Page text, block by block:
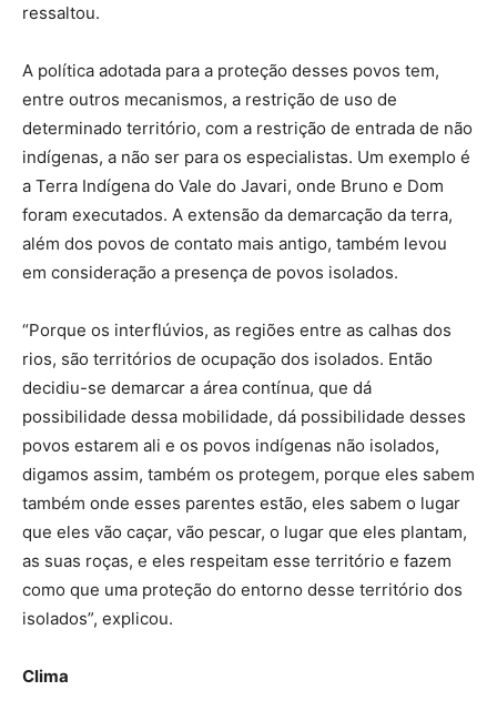
ressaltou.
A política adotada para a proteção desses povos tem,
entre outros mecanismos, a restrição de uso de
determinado território, com a restrição de entrada de não
indígenas, a não ser para os especialistas. Um exemplo é
a Terra Indígena do Vale do Javari, onde Bruno e Dom
foram executados. A extensão da demarcação da terra,
além dos povos de contato mais antigo, também levou
em consideração a presença de povos isolados.
“Porque os interflúvios, as regiões entre as calhas dos
rios, são territórios de ocupação dos isolados. Então
decidiu-se demarcar a área contínua, que dá
possibilidade dessa mobilidade, dá possibilidade desses
povos estarem ali e os povos indígenas não isolados,
digamos assim, também os protegem, porque eles sabem
também onde esses parentes estão, eles sabem o lugar
que eles vão caçar, vão pescar, o lugar que eles plantam,
as suas roças, e eles respeitam esse território e fazem
como que uma proteção do entorno desse território dos
isolados”, explicou.
Clima